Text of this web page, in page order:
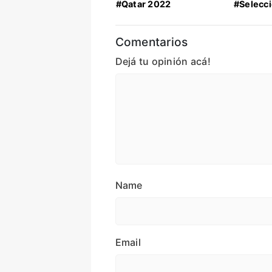
#Qatar 2022
Comentarios
Dejá tu opinión acá!
Name
Email